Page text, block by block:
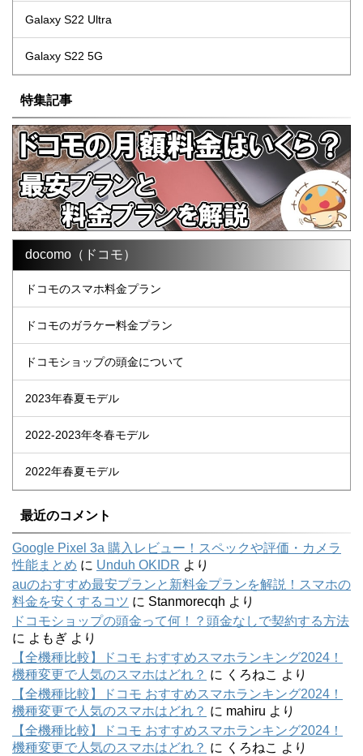
Galaxy S22 Ultra
Galaxy S22 5G
特集記事
docomo（ドコモ）
ドコモのスマホ料金プラン
ドコモのガラケー料金プラン
ドコモショップの頭金について
2023年春夏モデル
2022-2023年冬春モデル
2022年春夏モデル
最近のコメント
Google Pixel 3a 購入レビュー！スペックや評価・カメラ
性能まとめ に Unduh OKIDR より
auのおすすめ最安プランと新料金プランを解説！スマホの
料金を安くするコツ に Stanmorecqh より
ドコモショップの頭金って何！？頭金なしで契約する方法
に よもぎ より
【全機種比較】ドコモ おすすめスマホランキング2024！
機種変更で人気のスマホはどれ？ に くろねこ より
【全機種比較】ドコモ おすすめスマホランキング2024！
機種変更で人気のスマホはどれ？ に mahiru より
【全機種比較】ドコモ おすすめスマホランキング2024！
機種変更で人気のスマホはどれ？ に くろねこ より